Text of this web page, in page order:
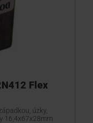
Flex
úzky,
16,4x67x28mm